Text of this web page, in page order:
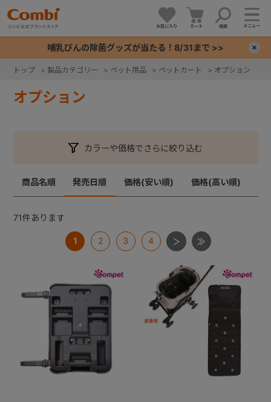
お気に入り カート 検索 メニュー
哺乳びんの除菌グッズが当たる！8/31まで >>
トップ > 製品カテゴリー > ペット用品 > ペットカート > オプション
オプション
カラーや価格でさらに絞り込む
商品名順 発売日順 価格(安い順) 価格(高い順)
71件あります
1 2 3 4